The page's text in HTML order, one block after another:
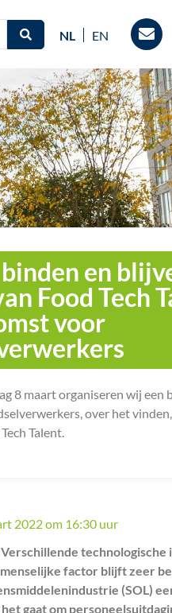
NL EN
en
Food Tech
voor
8 maart organiseren wij een
over het
Talent.
2022om 16:30uur
technologische
factor blijft zeer
(SOL)
gaat om